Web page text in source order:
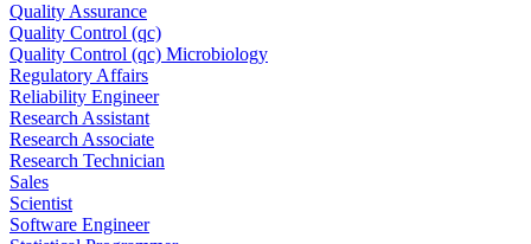
Quality Assurance
Quality Control (qc)
Quality Control (qc) Microbiology
Regulatory Affairs
Reliability Engineer
Research Assistant
Research Associate
Research Technician
Sales
Scientist
Software Engineer